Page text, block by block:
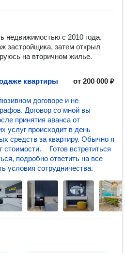
недвижимостью с 2010 года.
застройщика, затем открыл
на вторичном жилье.
квартиры
от 200 000 ₽
договоре и не
Договор со мной вы
принятия аванса от
услуг происходит в день
средств за квартиру. Обычно я
стоимости. Готов встретиться
подробно ответить на все
условия сотрудничества.